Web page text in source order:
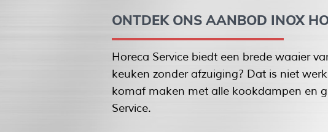
ONTDEK ONS AANBOD INOX
Horeca Service biedt een brede waaier
keuken zonder afzuiging? Dat is niet
komaf maken met alle kookdampen en
Service.